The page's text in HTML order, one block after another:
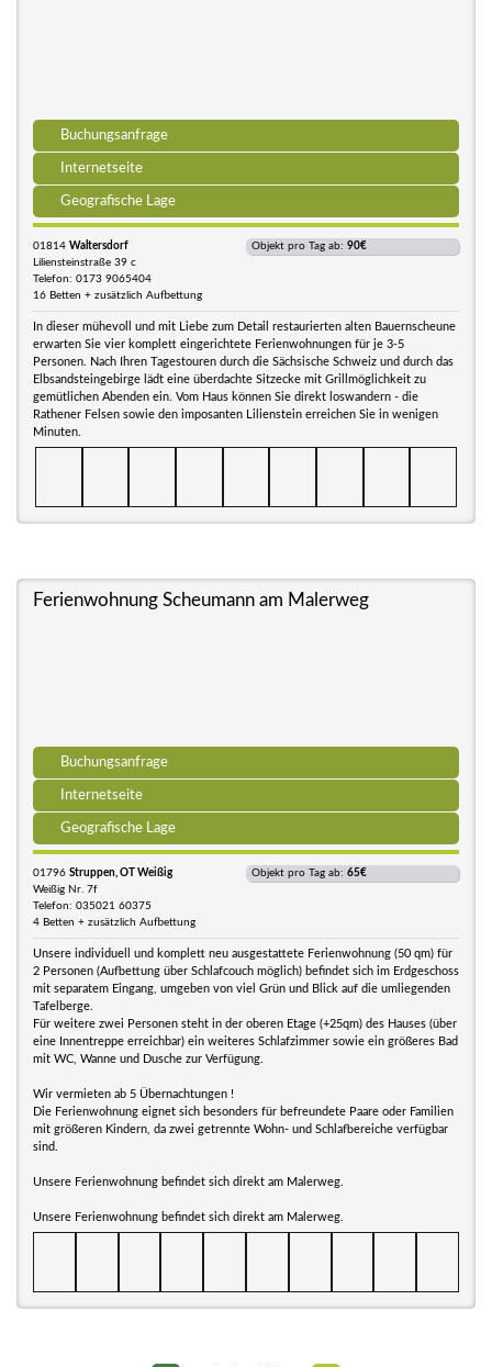
Buchungsanfrage
Internetseite
Geografische Lage
01814 Waltersdorf
Liliensteinstraße 39 c
Telefon: 0173 9065404
16 Betten + zusätzlich Aufbettung
Objekt pro Tag ab: 90€
In dieser mühevoll und mit Liebe zum Detail restaurierten alten Bauernscheune
erwarten Sie vier komplett eingerichtete Ferienwohnungen für je 3-5
Personen. Nach Ihren Tagestouren durch die Sächsische Schweiz und durch das
Elbsandsteingebirge lädt eine überdachte Sitzecke mit Grillmöglichkeit zu
gemütlichen Abenden ein. Vom Haus können Sie direkt loswandern - die
Rathener Felsen sowie den imposanten Lilienstein erreichen Sie in wenigen
Minuten.
Ferienwohnung Scheumann am Malerweg
Buchungsanfrage
Internetseite
Geografische Lage
01796 Struppen, OT Weißig
Weißig Nr. 7f
Telefon: 035021 60375
4 Betten + zusätzlich Aufbettung
Objekt pro Tag ab: 65€
Unsere individuell und komplett neu ausgestattete Ferienwohnung (50 qm) für
2 Personen (Aufbettung über Schlafcouch möglich) befindet sich im Erdgeschoss
mit separatem Eingang, umgeben von viel Grün und Blick auf die umliegenden
Tafelberge.
Für weitere zwei Personen steht in der oberen Etage (+25qm) des Hauses (über
eine Innentreppe erreichbar) ein weiteres Schlafzimmer sowie ein größeres Bad
mit WC, Wanne und Dusche zur Verfügung.
Wir vermieten ab 5 Übernachtungen !
Die Ferienwohnung eignet sich besonders für befreundete Paare oder Familien
mit größeren Kindern, da zwei getrennte Wohn- und Schlafbereiche verfügbar
sind.
Unsere Ferienwohnung befindet sich direkt am Malerweg.
Unsere Ferienwohnung befindet sich direkt am Malerweg.